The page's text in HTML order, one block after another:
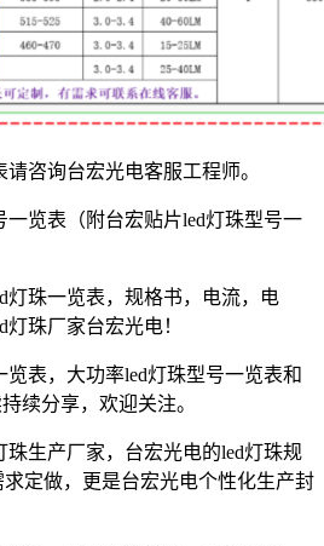
咨询台宏光电客服工程师。
一览表（附台宏贴片led灯珠型号一
灯珠一览表，规格书，电流，电
珠厂家台宏光电！
览表，大功率led灯珠型号一览表和
续分享，欢迎关注。
珠生产厂家，台宏光电的led灯珠规
定做，更是台宏光电个性化生产封